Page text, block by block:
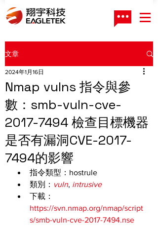
文章
Nmap vulns 指令與參
數：smb-vuln-cve-
2017-7494 檢查目標機器
是否有漏洞CVE-2017-
7494的影響
2024年1月16日
指令類型：hostrule
類別： vuln, intrusive
下載：
https://svn.nmap.org/nmap/script
s/smb-vuln-cve-2017-7494.nse